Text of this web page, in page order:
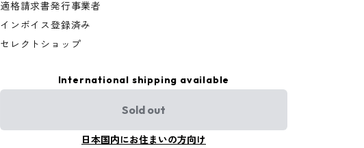
適格請求書発行事業者
インボイス登録済み
セレクトショップ
International shipping available
Sold out
日本国内にお住まいの方向け